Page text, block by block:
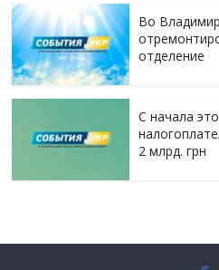
Во
отделение
С начала
2 млрд. грн